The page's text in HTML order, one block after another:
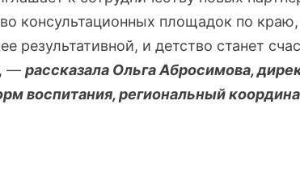
консультационных площадок по
результативной, и детство станет
— рассказала Ольга Абросимова,
воспитания, региональный